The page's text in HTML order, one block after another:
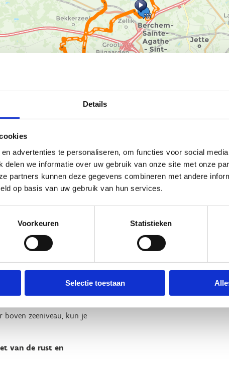
Details
advertenties te personaliseren, om functies voor social
delen we informatie over uw gebruik van onze site met onze
partners kunnen deze gegevens combineren met andere
op basis van uw gebruik van hun services.
Voorkeuren Statistieken
Selectie toestaan
neemt je mee op een
Brabantse Kouters.
voorbeelden van
omgetoverd tot een
genieten van een
brouwerij Mort
wijze geuze
oriëntatietafel vindt,
boven zeeniveau, kun je
van de rust en